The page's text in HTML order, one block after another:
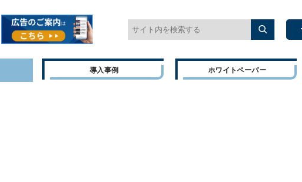
導入事例 ホワイトペーパー